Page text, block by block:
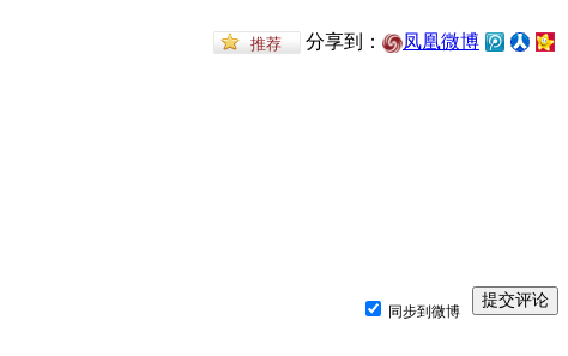
分享到： 凤凰微博
同步到微博